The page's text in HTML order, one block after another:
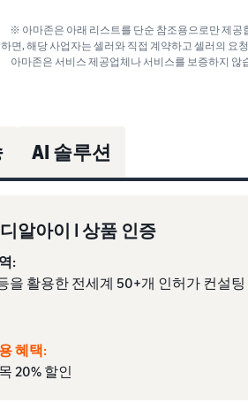
※ 아마존은 아래 리스트를 단순 참조용으로만 제공
면, 해당 사업자는 셀러와 직접 계약하고 셀러의 요
아마존은 서비스 제공업체나 서비스를 보증하지 않
AI 솔루션
알아이 I 상품 인증
:
을 활용한 전세계 50+개 인허가 컨설
혜택:
20% 할인